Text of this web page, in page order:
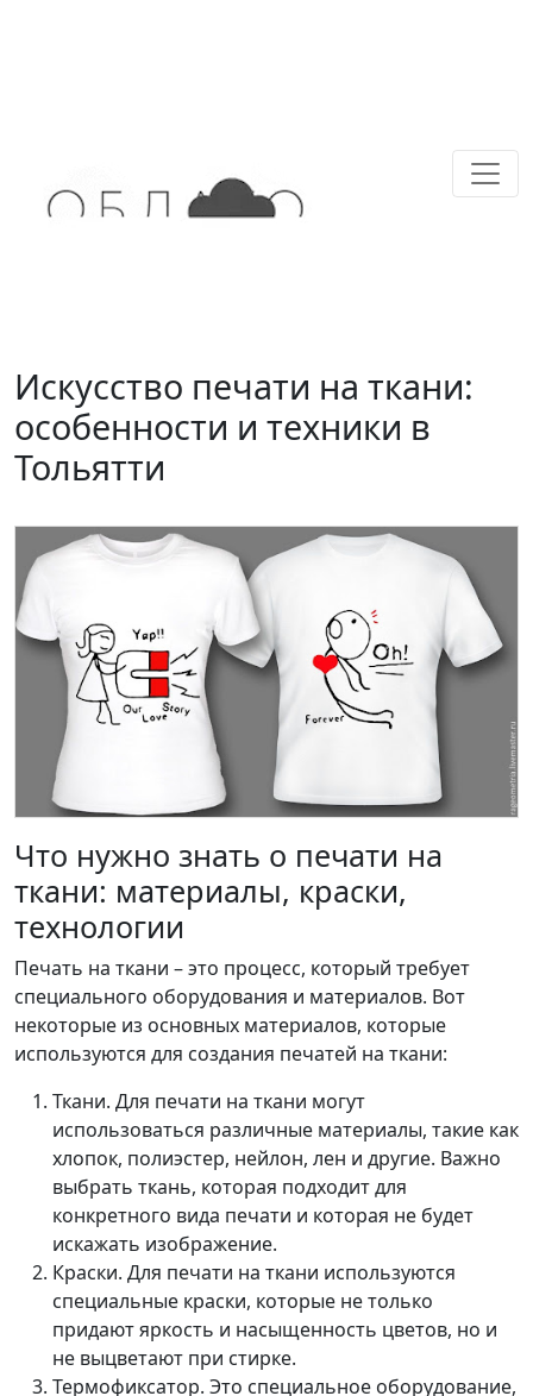
Искусство печати на ткани:
особенности и техники в
Тольятти
Что нужно знать о печати на
ткани: материалы, краски,
технологии
Печать на ткани – это процесс, который требует
специального оборудования и материалов. Вот
некоторые из основных материалов, которые
используются для создания печатей на ткани:
Ткани. Для печати на ткани могут
использоваться различные материалы, такие как
хлопок, полиэстер, нейлон, лен и другие. Важно
выбрать ткань, которая подходит для
конкретного вида печати и которая не будет
искажать изображение.
Краски. Для печати на ткани используются
специальные краски, которые не только
придают яркость и насыщенность цветов, но и
не выцветают при стирке.
Термофиксатор. Это специальное оборудование,